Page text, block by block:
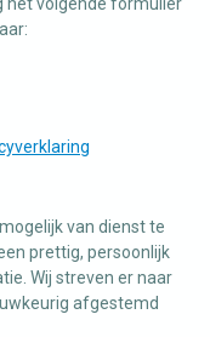
van dienst te
prettig, persoonlijk
Wij streven er naar
afgestemd